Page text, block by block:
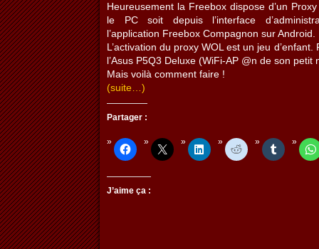
Heureusement la Freebox dispose d’un
le PC soit depuis l’interface
l’application Freebox Compagnon sur Android.
L’activation du proxy WOL est un jeu
l’Asus P5Q3 Deluxe (WiFi-AP @n de son
Mais voilà comment faire !
(suite…)
Partager :
J’aime ça :